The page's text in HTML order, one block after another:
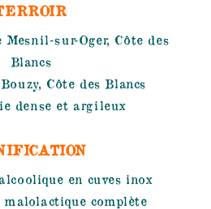
sur-Oger, Côte des
Blancs
Côte des Blancs
dense et argileux
en cuves inox
complète